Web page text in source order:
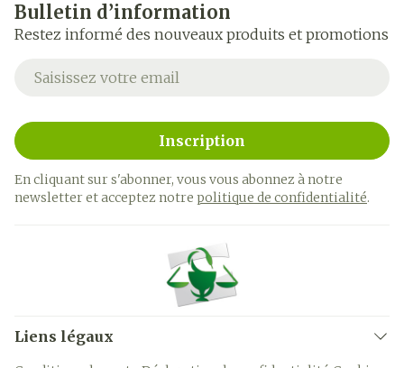
Bulletin d’information
Restez informé des nouveaux produits et promotions
Adresse mail
Inscription
En cliquant sur s'abonner, vous vous abonnez à notre
newsletter et acceptez notre politique de confidentialité.
Liens légaux